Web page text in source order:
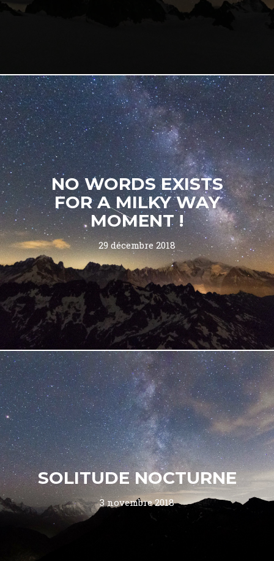
NO WORDS EXISTS
FOR A MILKY WAY
MOMENT !
29 décembre 2018
SOLITUDE NOCTURNE
3 novembre 2018